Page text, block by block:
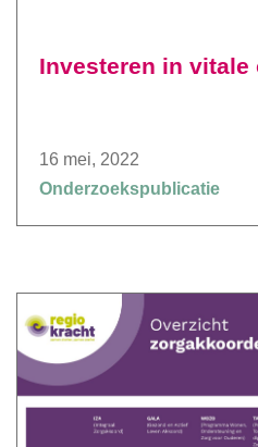
Investeren in vitale
16 mei, 2022
Onderzoekspublicatie